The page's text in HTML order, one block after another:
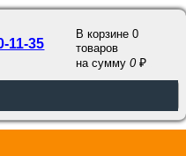
11-35
В корзине 0
товаров
на сумму0